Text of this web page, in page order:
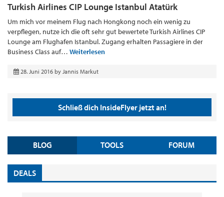
Turkish Airlines CIP Lounge Istanbul Atatürk
Um mich vor meinem Flug nach Hongkong noch ein wenig zu
verpflegen, nutze ich die oft sehr gut bewertete Turkish Airlines CIP
Lounge am Flughafen Istanbul. Zugang erhalten Passagiere in der
Business Class auf… Weiterlesen
28. Juni 2016 by Jannis Markut
Schließ dich InsideFlyer jetzt an!
BLOG TOOLS FORUM
DEALS